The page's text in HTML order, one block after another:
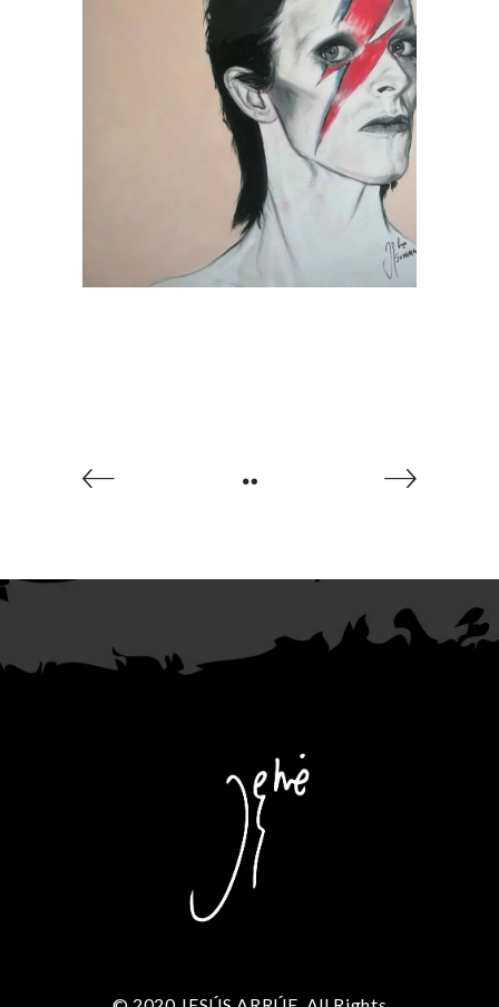
Bowie No Kings, por Jesús
Arrúe
Obras Disponibles
Portfolio
Sociedad